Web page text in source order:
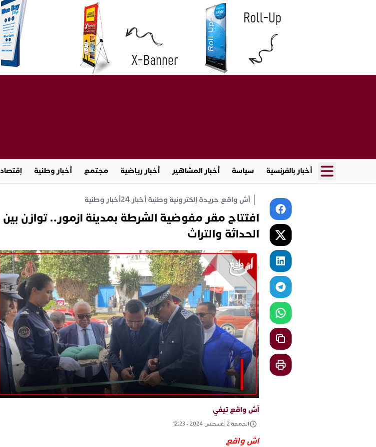
أخبار بالفرنسية سياسة أخبار المشاهير أخبار رياضية مجتمع أخبار وطنية إقتصاد
آش واقع جريدة إلكترونية وطنية أخبار 24 أخبار وطنية
افتتاح مقر مفوضية الشرطة بمدينة ازمور.. توازن بين
الحداثة والتراث
آش واقع تيفي
الجمعة 2 أغسطس 2024 - 12:23
اش واقع